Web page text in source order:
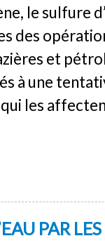
le sulfure
des
et
à une
les
PAR